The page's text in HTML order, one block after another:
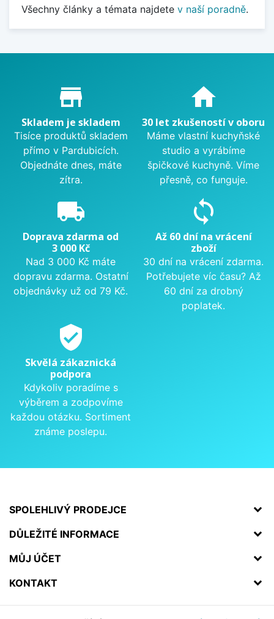
Všechny články a témata najdete v naší poradně.
Proč nakupovat u nás?
store_mall_directory
Skladem je skladem
Tisíce produktů skladem
přímo v Pardubicích.
Objednáte dnes, máte
zítra.
home
30 let zkušeností v oboru
Máme vlastní kuchyňské
studio a vyrábíme
špičkové kuchyně. Víme
přesně, co funguje.
local_shipping
Doprava zdarma od
3 000 Kč
Nad 3 000 Kč máte
dopravu zdarma. Ostatní
objednávky už od 79 Kč.
sync
Až 60 dní na vrácení
zboží
30 dní na vrácení zdarma.
Potřebujete víc času? Až
60 dní za drobný
poplatek.
verified_user
Skvělá zákaznická
podpora
Kdykoliv poradíme s
výběrem a zodpovíme
každou otázku. Sortiment
známe poslepu.
SPOLEHLIVÝ PRODEJCE
DŮLEŽITÉ INFORMACE
MŮJ ÚČET
KONTAKT